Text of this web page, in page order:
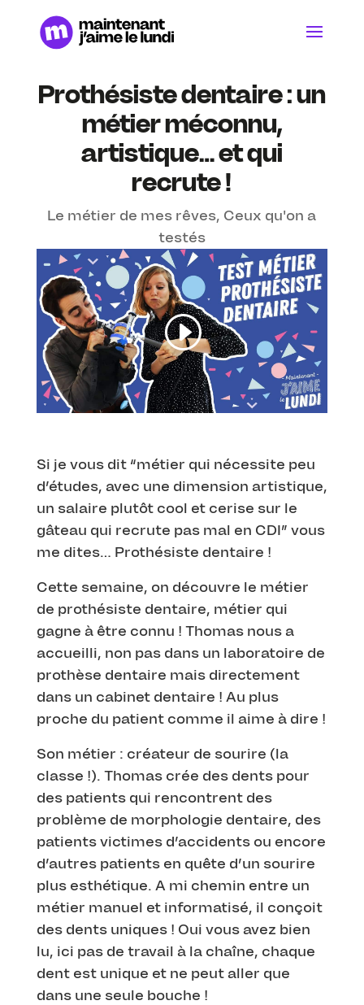
Prothésiste dentaire : un
métier méconnu,
artistique… et qui
recrute !
Le métier de mes rêves, Ceux qu'on a
testés
Si je vous dit “métier qui nécessite peu
d’études, avec une dimension artistique,
un salaire plutôt cool et cerise sur le
gâteau qui recrute pas mal en CDI” vous
me dites… Prothésiste dentaire !
Cette semaine, on découvre le métier
de prothésiste dentaire, métier qui
gagne à être connu ! Thomas nous a
accueilli, non pas dans un laboratoire de
prothèse dentaire mais directement
dans un cabinet dentaire ! Au plus
proche du patient comme il aime à dire !
Son métier : créateur de sourire (la
classe !). Thomas crée des dents pour
des patients qui rencontrent des
problème de morphologie dentaire, des
patients victimes d’accidents ou encore
d’autres patients en quête d’un sourire
plus esthétique. A mi chemin entre un
métier manuel et informatisé, il conçoit
des dents uniques ! Oui vous avez bien
lu, ici pas de travail à la chaîne, chaque
dent est unique et ne peut aller que
dans une seule bouche !